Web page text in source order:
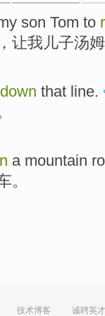
son Tom to
让我儿子汤
down that line.
a mountain
。
技术博客 诚聘英才